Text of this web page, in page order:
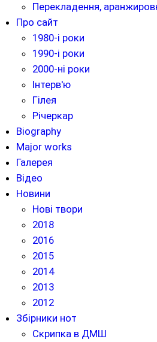
Перекладення,
Про сайт
1980-і роки
1990-і роки
2000-ні роки
Інтерв'ю
Гілея
Річеркар
Biography
Major works
Галерея
Відео
Новини
Нові твори
2018
2016
2015
2014
2013
2012
Збірники нот
Скрипка в ДМШ